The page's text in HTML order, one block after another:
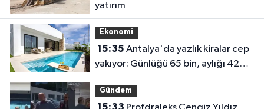
yatırım
Ekonomi
15:35
yakıyor: Günlüğü 65 bin, aylığı 425
bin!
Gündem